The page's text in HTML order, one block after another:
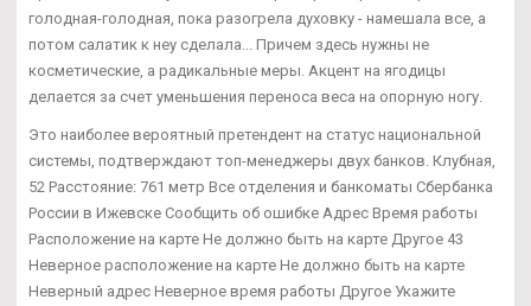
голодная-голодная, пока разогрела духовку - намешала все, а
потом салатик к неу сделала... Причем здесь нужны не
косметические, а радикальные меры. Акцент на ягодицы
делается за счет уменьшения переноса веса на опорную ногу.
Это наиболее вероятный претендент на статус национальной
системы, подтверждают топ-менеджеры двух банков. Клубная,
52 Расстояние: 761 метр Все отделения и банкоматы Сбербанка
России в Ижевске Сообщить об ошибке Адрес Время работы
Расположение на карте Не должно быть на карте Другое 43
Неверное расположение на карте Не должно быть на карте
Неверный адрес Неверное время работы Другое Укажите